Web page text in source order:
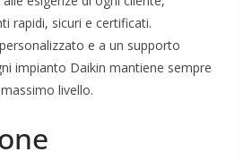
rapidi, sicuri e certificati.
e a un supporto
impianto Daikin mantiene sempre
livello.